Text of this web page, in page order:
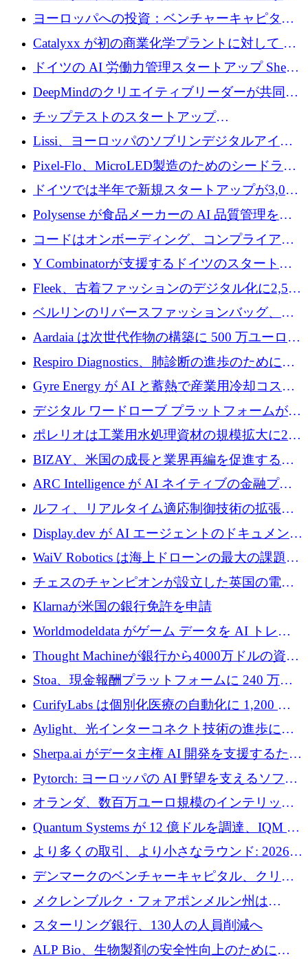
にどのように貢献できるか
億1,100万ユーロを獲得、Invest EuropeはVCの
ヨーロッパへの投資：ベンチャーキャピタル
が過去2番目に高い水準に到達
Catalyxx が初の商業化学プラントに対して EU
から 2,000 万ユーロ以上の支援を獲得
ドイツの AI 労働力管理スタートアップ Sherpa
がプレシードで 220 万ドルを調達
DeepMindのクリエイティブリーダーが共同設
立したAIライティングのスタートアップが
1,300万ドルのシード投資を調達
チップテストのスタートアップ
QuantumDiamondsが株式資金で1,500万ユーロ
を調達
Lissi、ヨーロッパのソブリンデジタルアイデ
ンティティの未来を推進するために350万ユー
ロを調達
Pixel-Flo、MicroLED製造のためのシードラウ
ンドで525万ポンドを獲得
ドイツでは半年で新規スタートアップが3,000
社という記録を目の当たりにし、涙を流すハ
ンブルク
Polysense が食品メーカーの AI 品質管理を拡
張するために 1,070 万ドルを調達
コードはオンボーディング、コンプライアン
ス、支払いを統合するために 640 万ポンドを
Y Combinatorが支援するドイツのスタートア
ップFintoが340万ドルを調達、シリコンバレ
ーではなくミュンヘンを選んだと語る
Fleek、古着ファッションのデジタル化に2,500
万ドルを確保
ベルリンのリバースファッションバッグ、繊
維仕分け規模拡大に7桁の資金調達
Aardaia は次世代作物の構築に 500 万ユーロを
寄付
Respiro Diagnostics、肺診断の進歩のために
100 万ポンドを確保
Gyre Energy が AI と蓄熱で産業用冷却コスト
を削減するために 130 万ドルを調達
デジタル ワードローブ プラットフォームが
1,000 万人のユーザーに到達し、Whering が
700 万ドルを獲得
ポレリオは工業用水処理資材の規模拡大に240
万ユーロを確保
BIZAY、米国の成長と業界再編を促進するた
めに5,500万ドルを確保
ARC Intelligence が AI ネイティブの金融プラ
ットフォームを拡大するために 400 万ユーロ
ルフィ、リアルタイム適応制御技術の拡張に
810万ポンドを確保
Display.dev が AI エージェントのドキュメント
コラボレーションを強化するために 47 万ユー
WaiV Robotics は海上ドローンの最大の課題の
1 つをどのように解決しているか
チェスのチャンピオンが設立した英国の電池
材料スタートアップ TaiSan が 465 万ポンドを
Klarnaが米国の銀行免許を申請
Worldmodeldata がゲーム データを AI トレー
ニングに変えるために 700 万ポンドを獲得
Thought Machineが銀行から4000万ドルの資金
調達、年間収益1億ドルを突破
Stoa、現金報酬プラットフォームに 240 万ド
ルを確保
CurifyLabs は個別化医療の自動化に 1,200 万
ユーロを寄付
Aylight、光インターコネクト技術の進歩に向
けて450万ユーロのプレシードラウンドを終了
Sherpa.ai がデータ主権 AI 開発を支援するため
に 1,800 万ドルを調達
Pytorch: ヨーロッパの AI 野望を支えるソフト
ウェア層
オランダ、数百万ユーロ規模のインテリック
との提携で軍用ドローンにソフトウェアファ
ースト戦略を採用
Quantum Systems が 12 億ドルを調達、IQM が
米国の主要取引所で初の欧州量子企業とな
る、6 月に欧州のスタートアップ資金調達
より多くの取引、より小さなラウンド: 2026
年 6 月に欧州のスタートアップ資金調達
デンマークのベンチャーキャピタル、クリメ
ンタム・キャピタルが気候変動対策ハードウ
ェア投資として初回クローズで6,000万ユーロ
を確保
メクレンブルク・フォアポンメルン州は
Nextcloud を州全体に展開し、オープンソース
戦略を拡大
スターリング銀行、130人の人員削減へ
ALP Bio、生物製剤の安全性向上のために